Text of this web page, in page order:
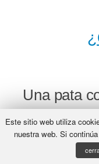
Una pata
Este sitio web utiliza
nuestra web. Si